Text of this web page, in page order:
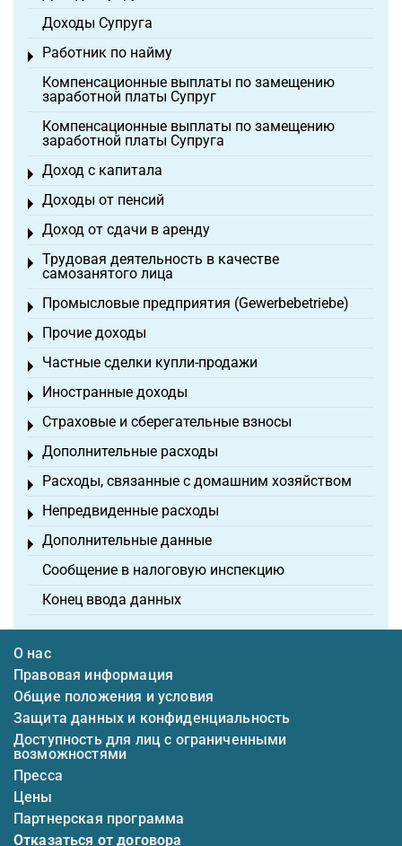
Доходы Супруга
Работник по найму
Toggle menu
Компенсационные выплаты по замещению
заработной платы Супруг
Компенсационные выплаты по замещению
заработной платы Супруга
Доход с капитала
Toggle menu
Доходы от пенсий
Toggle menu
Доход от сдачи в аренду
Toggle menu
Трудовая деятельность в качестве
самозанятого лица
Toggle menu
Промысловые предприятия (Gewerbebetriebe)
Toggle menu
Прочие доходы
Toggle menu
Частные сделки купли-продажи
Toggle menu
Иностранные доходы
Toggle menu
Страховые и сберегательные взносы
Toggle menu
Дополнительные расходы
Toggle menu
Расходы, связанные с домашним хозяйством
Toggle menu
Непредвиденные расходы
Toggle menu
Дополнительные данные
Toggle menu
Сообщение в налоговую инспекцию
Конец ввода данных
О нас
Правовая информация
Общие положения и условия
Защита данных и конфиденциальность
Доступность для лиц с ограниченными
возможностями
Пресса
Цены
Партнерская программа
Отказаться от договора